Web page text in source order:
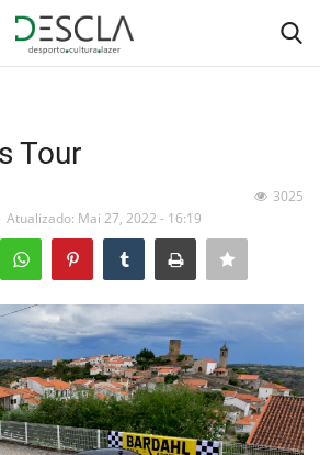
Tour
Atualizado: Mai 27, 2022 - 16:19
3025